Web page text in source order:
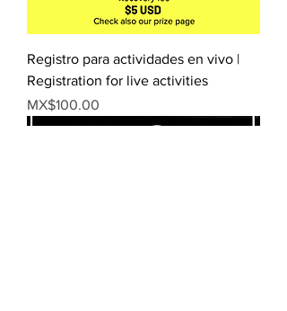
Registro para actividades en vivo |
Registration for live activities
Price
MX$100.00